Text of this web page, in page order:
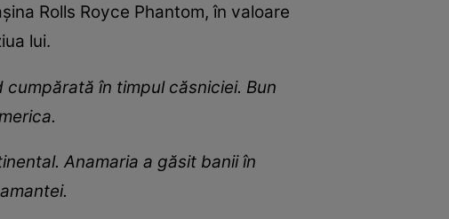
Rolls Royce Phantom, în valoare
lui.
în timpul căsniciei. Bun
Anamaria a găsit banii în